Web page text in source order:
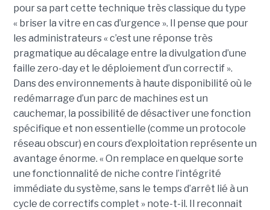
pour sa part cette technique très classique du type
« briser la vitre en cas d’urgence ». Il pense que pour
les administrateurs « c’est une réponse très
pragmatique au décalage entre la divulgation d’une
faille zero-day et le déploiement d’un correctif ».
Dans des environnements à haute disponibilité où le
redémarrage d’un parc de machines est un
cauchemar, la possibilité de désactiver une fonction
spécifique et non essentielle (comme un protocole
réseau obscur) en cours d’exploitation représente un
avantage énorme. « On remplace en quelque sorte
une fonctionnalité de niche contre l’intégrité
immédiate du système, sans le temps d’arrêt lié à un
cycle de correctifs complet » note-t-il. Il reconnait